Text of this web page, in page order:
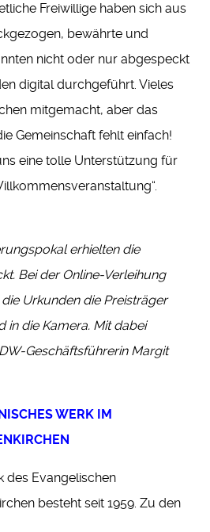
Freiwillige haben sich aus
bewährte und
nicht oder nur abgespeckt
digital durchgeführt. Vieles
mitgemacht, aber das
Gemeinschaft fehlt einfach!
eine tolle Unterstützung für
erhielten die
Bei der Online-Verleihung
Urkunden die Preisträger
in die Kamera. Mit dabei
Geschäftsführerin Margit
WERK IM
des Evangelischen
besteht seit 1959. Zu den